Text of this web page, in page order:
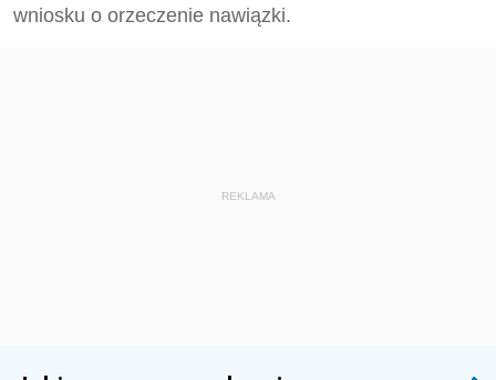
wniosku o orzeczenie nawiązki.
REKLAMA